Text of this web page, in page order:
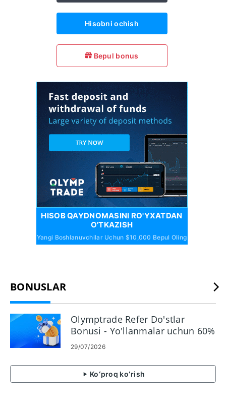
Hisobni ochish
Bepul bonus
HISOB QAYDNOMASINI RO'YXATDAN
O'TKAZISH
Yangi Boshlanuvchilar Uchun $10,000 Bepul Oling
BONUSLAR
Olymptrade Refer Do'stlar
Bonusi - Yo'llanmalar uchun 60%
gacha komissiya oling
29/07/2026
Koʻproq koʻrish